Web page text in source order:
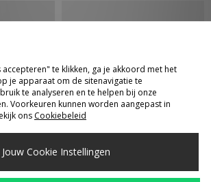
€60,00 Nike Air Force 1 Retro
te klikken, ga je akkoord met het
je apparaat om de sitenavigatie te
te analyseren en te helpen bij onze
Voorkeuren kunnen worden aangepast in
ons Cookiebeleid
Jouw Cookie Instellingen